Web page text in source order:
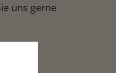
uns gerne